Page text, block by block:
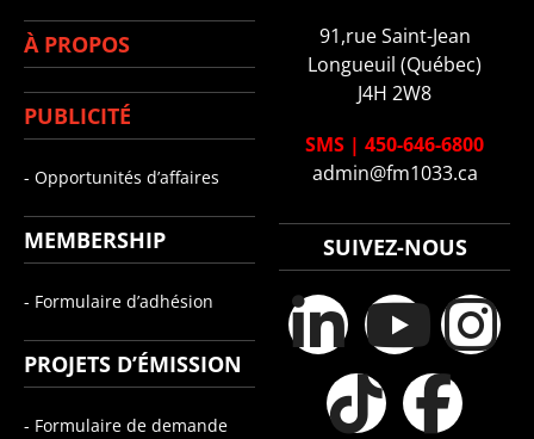
À PROPOS
PUBLICITÉ
- Opportunités d’affaires
MEMBERSHIP
- Formulaire d’adhésion
PROJETS D’ÉMISSION
- Formulaire de demande
91,rue Saint-Jean
Longueuil (Québec)
J4H 2W8
SMS | 450-646-6800
admin@fm1033.ca
SUIVEZ-NOUS